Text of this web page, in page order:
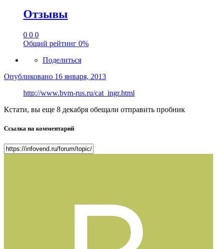
Отзывы
0 0 0
Общий рейтинг 0%
Поделиться
Опубликовано 16 января, 2013
http://www.bvm-rus.ru/cat_ingr.html
Кстати, вы еще 8 декабря обещали отправить пробник
Ссылка на комментарий